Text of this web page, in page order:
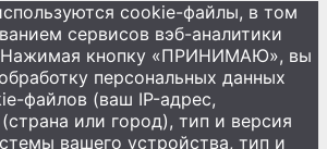
cookie-файлы, в том
сервисов вэб-аналитики
Нажимая кнопку «ПРИНИМАЮ», вы
персональных данных
файлов (ваш IP-адрес,
или город), тип и версия
вашего устройства, тип и